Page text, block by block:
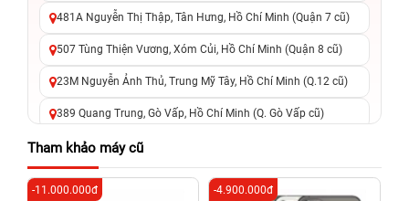
481A Nguyễn Thị Thập, Tân Hưng, Hồ Chí Minh (Quận 7 cũ)
507 Tùng Thiện Vương, Xóm Củi, Hồ Chí Minh (Quận 8 cũ)
23M Nguyễn Ảnh Thủ, Trung Mỹ Tây, Hồ Chí Minh (Q.12 cũ)
389 Quang Trung, Gò Vấp, Hồ Chí Minh (Q. Gò Vấp cũ)
625 - 625A Âu Cơ, Tân Phú, Hồ Chí Minh (Quận Tân Phú cũ)
326 Lê Văn Việt, Tăng Nhơn Phú, Hồ Chí Minh (Q.9 TP. Thủ
Đức cũ)
Tham khảo máy cũ
-11.000.000đ -4.900.000đ